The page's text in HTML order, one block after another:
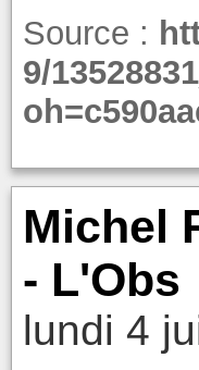
Source :
9/
Michel
- L'Obs
lundi 4